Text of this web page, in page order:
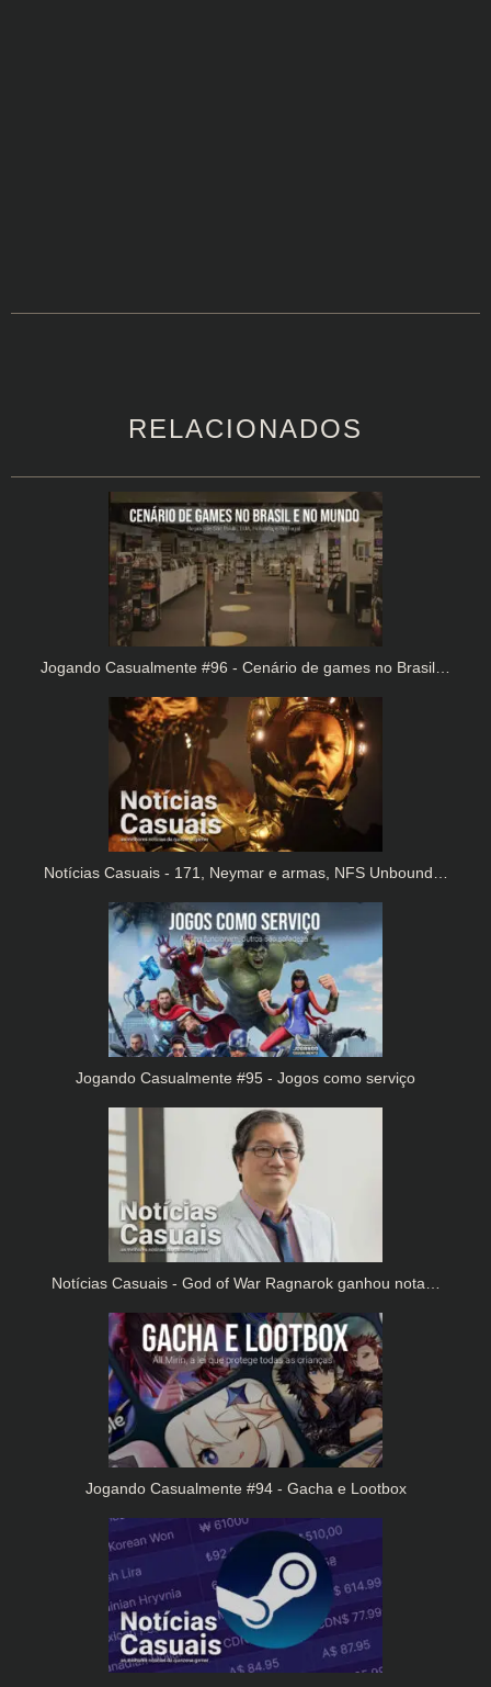
RELACIONADOS
Jogando Casualmente #96 - Cenário de games no Brasil…
Notícias Casuais - 171, Neymar e armas, NFS Unbound…
Jogando Casualmente #95 - Jogos como serviço
Notícias Casuais - God of War Ragnarok ganhou nota…
Jogando Casualmente #94 - Gacha e Lootbox